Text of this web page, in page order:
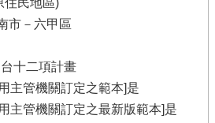
住民地區)
市－六甲區
十二項計畫
主管機關訂定之範本]是
主管機關訂定之最新版範本]是